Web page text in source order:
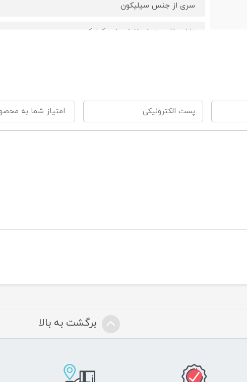
سری از جنس سیلیکون
دارای خاصیت ضدنفخ و ضد کولیک
بادامی
برگشت به بالا